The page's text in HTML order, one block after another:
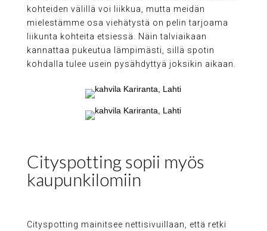
kohteiden välillä voi liikkua, mutta meidän
mielestämme osa viehätystä on pelin tarjoama
liikunta kohteita etsiessä. Näin talviaikaan
kannattaa pukeutua lämpimästi, sillä spotin
kohdalla tulee usein pysähdyttyä joksikin aikaan.
Cityspotting sopii myös
kaupunkilomiin
Cityspotting mainitsee nettisivuillaan, että retki